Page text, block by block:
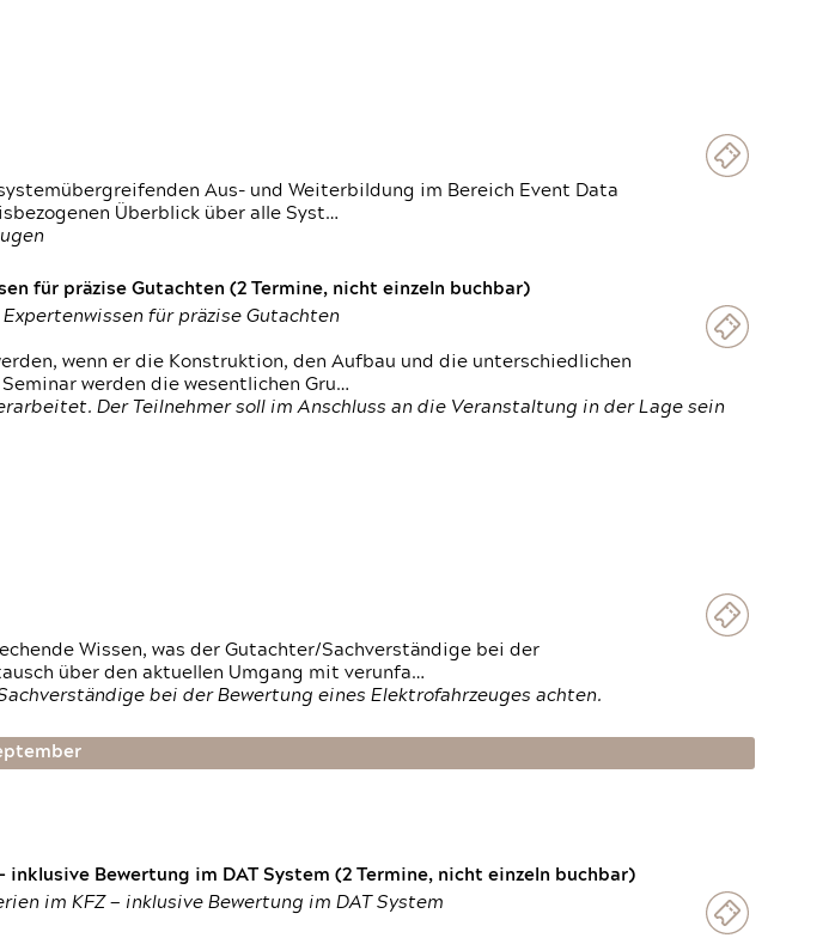
Aus- und Weiterbildung im Bereich Event Data
Überblick über alle Syst…
für präzise Gutachten (2 Termine, nicht einzeln buchbar)
für präzise Gutachten
wenn er die Konstruktion, den Aufbau und die unterschiedlichen
werden die wesentlichen Gru…
Der Teilnehmer soll im Anschluss an die Veranstaltung in der Lage sein
Wissen, was der Gutachter/Sachverständige bei der
über den aktuellen Umgang mit verunfa…
bei der Bewertung eines Elektrofahrzeuges achten.
Bewertung im DAT System (2 Termine, nicht einzeln buchbar)
im KFZ — inklusive Bewertung im DAT System